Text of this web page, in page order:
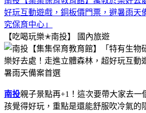
好玩互動遊戲，銅板價門票，避暑雨天
究保育中心」
【吃喝玩樂✭南投】
國內旅遊
南投親子景點再+1！這次要帶大家去一
孩覺得好玩，重點是還能舒服吹冷氣的